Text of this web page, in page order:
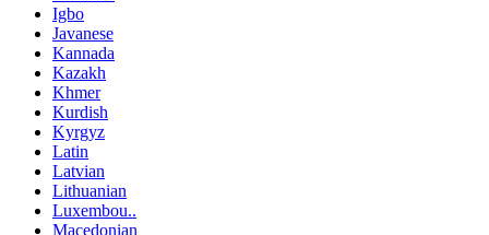
Igbo
Javanese
Kannada
Kazakh
Khmer
Kurdish
Kyrgyz
Latin
Latvian
Lithuanian
Luxembou..
Macedonian